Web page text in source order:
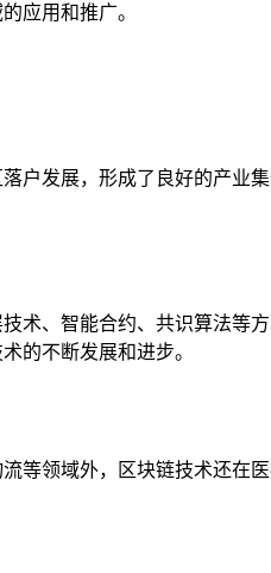
应用和推广。
户发展，形成了良好的产业
术、智能合约、共识算法等
的不断发展和进步。
等领域外，区块链技术还在